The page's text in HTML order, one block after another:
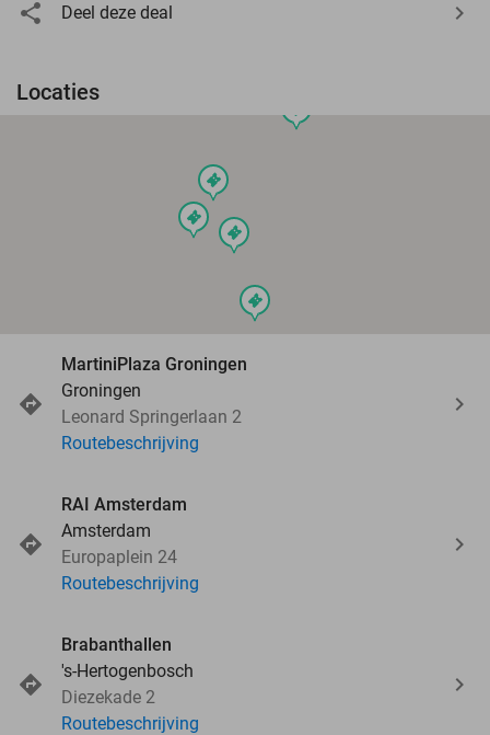
Deel deze deal
Locaties
events
events
events
events
MartiniPlaza Groningen
Groningen
Leonard Springerlaan 2
Routebeschrijving
RAI Amsterdam
Amsterdam
Europaplein 24
Routebeschrijving
Brabanthallen
's-Hertogenbosch
Diezekade 2
Routebeschrijving